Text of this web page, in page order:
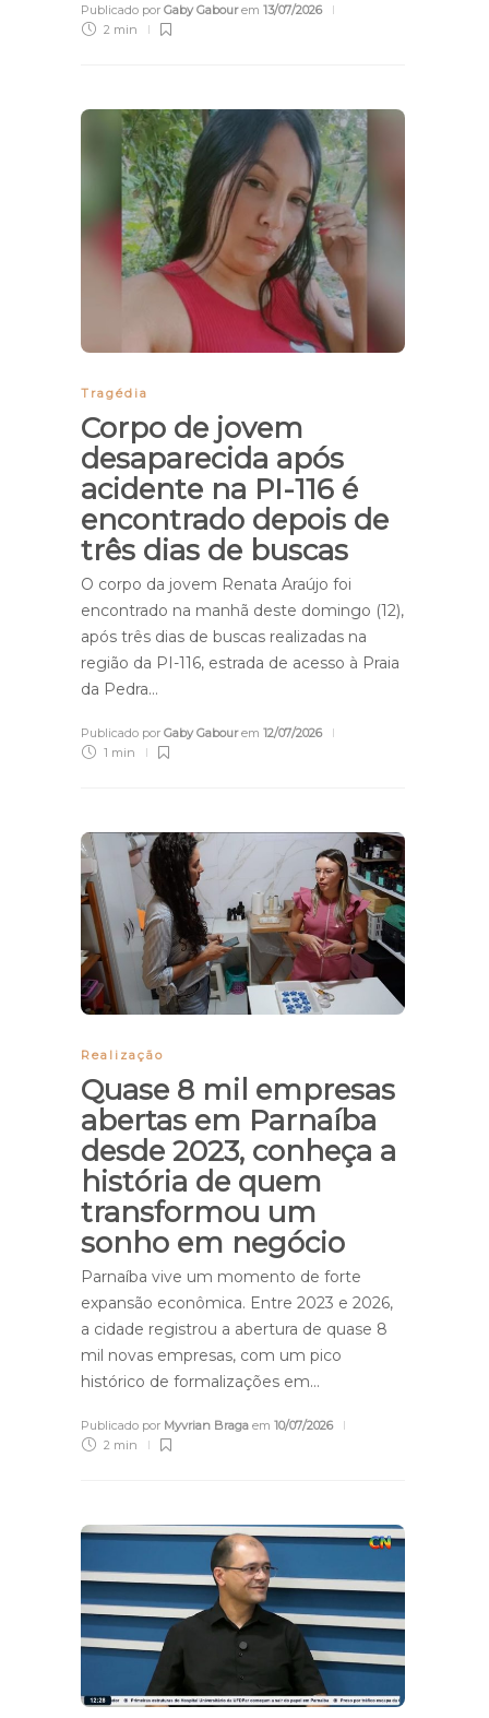
Publicado por Gaby Gabourem 13/07/2026
2 min
Tragédia
Corpo de jovem
desaparecida após
acidente na PI-116 é
encontrado depois de
três dias de buscas
O corpo da jovem Renata Araújo foi
encontrado na manhã deste domingo (12),
após três dias de buscas realizadas na
região da PI-116, estrada de acesso à Praia
da Pedra…
Publicado por Gaby Gabourem 12/07/2026
1 min
Realização
Quase 8 mil empresas
abertas em Parnaíba
desde 2023, conheça a
história de quem
transformou um
sonho em negócio
Parnaíba vive um momento de forte
expansão econômica. Entre 2023 e 2026,
a cidade registrou a abertura de quase 8
mil novas empresas, com um pico
histórico de formalizações em…
Publicado por Myvrian Braga em 10/07/2026
2 min